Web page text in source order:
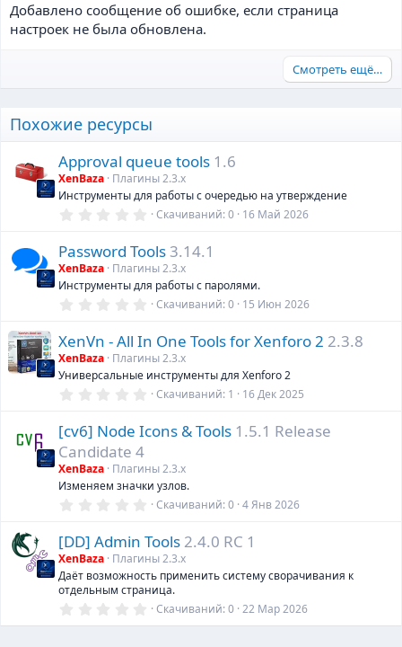
Добавлено сообщение об ошибке, если страница
настроек не была обновлена.
Смотреть ещё…
Похожие ресурсы
Approval queue tools 1.6
XenBaza Плагины 2.3.х
Инструменты для работы с очередью на утверждение
0
0
з
в
ё
з
Скачиваний 0 16 Май 2026
Password Tools3.14.1
XenBaza Плагины 2.3.х
Инструменты для работы с паролями.
0
0
з
в
ё
з
Скачиваний 0 15 Июн 2026
XenVn - All In One Tools for Xenforo 2 2.3.8
XenBaza Плагины 2.3.х
Универсальные инструменты для Xenforo 2
0
0
ё
з
д
Скачиваний 1 16 Дек 2025
[cv6] Node Icons & Tools 1.5.1 Release
Candidate 4
XenBaza Плагины 2.3.х
Изменяем значки узлов.
0
0
з
в
ё
з
д
Скачиваний 0 4 Янв 2026
[DD] Admin Tools 2.4.0 RC 1
XenBaza Плагины 2.3.х
Даёт возможность применить систему сворачивания к
отдельным страница.
0Скачиваний 0 22 Мар 2026